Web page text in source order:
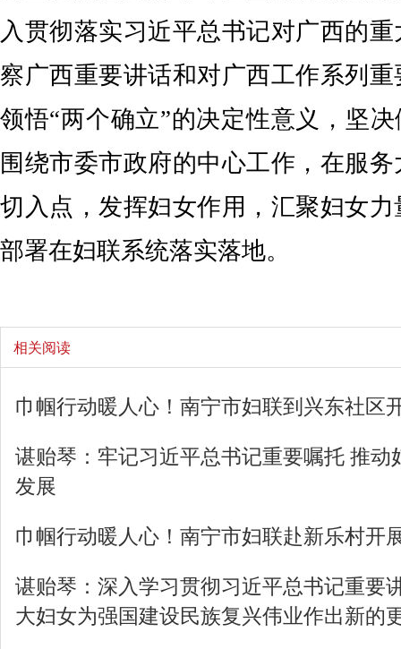
入贯彻落实习近平总书记对广西的
察广西重要讲话和对广西工作系列
领悟“两个确立”的决定性意义，坚
围绕市委市政府的中心工作，在服
切入点，发挥妇女作用，汇聚妇女
部署在妇联系统落实落地。
相关阅读
巾帼行动暖人心！南宁市妇联到兴东社区
谌贻琴：牢记习近平总书记重要嘱托 推动
发展
巾帼行动暖人心！南宁市妇联赴新乐村开
谌贻琴：深入学习贯彻习近平总书记重要
大妇女为强国建设民族复兴伟业作出新的